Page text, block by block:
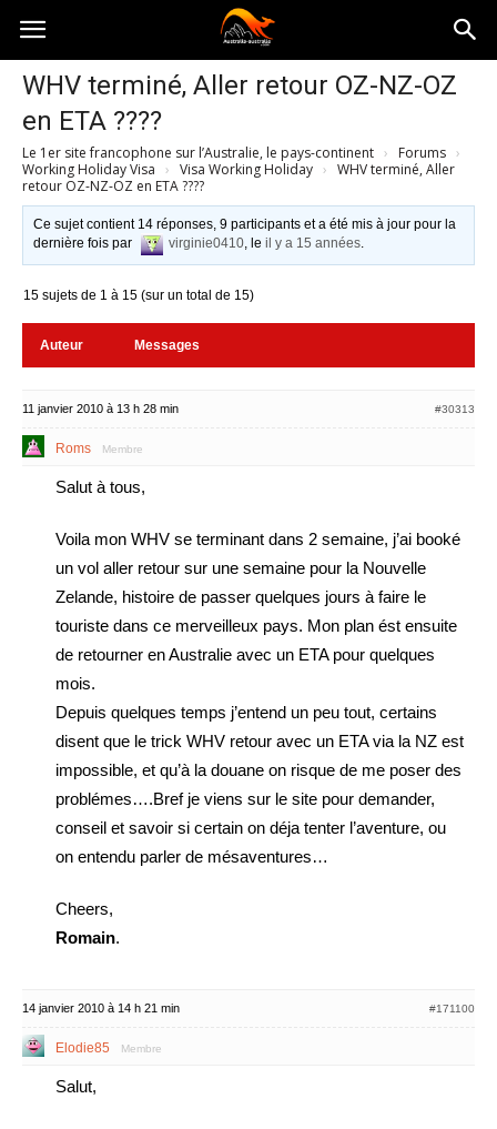
Australia-
australie.com
WHV terminé, Aller retour OZ-NZ-OZ
en ETA ????
Le 1er site francophone sur l’Australie, le pays-continent › Forums ›
Working Holiday Visa › Visa Working Holiday › WHV terminé, Aller
retour OZ-NZ-OZ en ETA ????
Ce sujet contient 14 réponses, 9 participants et a été mis à jour pour la
dernière fois par
virginie0410, leil y a 15 années.
15 sujets de 1 à 15 (sur un total de 15)
Auteur Messages
11 janvier 2010 à 13 h 28 min #30313
Roms Membre
Salut à tous,
Voila mon WHV se terminant dans 2 semaine, j’ai booké
un vol aller retour sur une semaine pour la Nouvelle
Zelande, histoire de passer quelques jours à faire le
touriste dans ce merveilleux pays. Mon plan ést ensuite
de retourner en Australie avec un ETA pour quelques
mois.
Depuis quelques temps j’entend un peu tout, certains
disent que le trick WHV retour avec un ETA via la NZ est
impossible, et qu’à la douane on risque de me poser des
problémes….Bref je viens sur le site pour demander,
conseil et savoir si certain on déja tenter l’aventure, ou
on entendu parler de mésaventures…
Cheers,
Romain.
14 janvier 2010 à 14 h 21 min #171100
Elodie85 Membre
Salut,